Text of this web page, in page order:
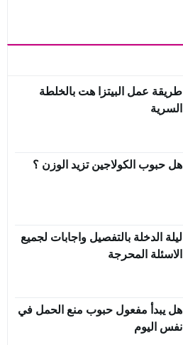
طريقة عمل البيتزا هت بالخلطة
السرية
هل حبوب الكولاجين تزيد الوزن ؟
ليلة الدخلة بالتفصيل واجابات لجميع
الاسئلة المحرجة
هل يبدأ مفعول حبوب منع الحمل في
نفس اليوم